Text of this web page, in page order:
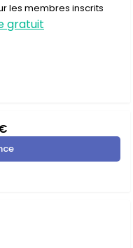
les membres inscrits
gratuit